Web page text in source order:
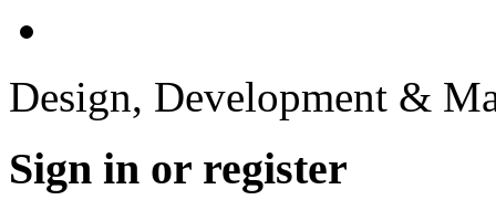
Design, Development &
Sign in or register